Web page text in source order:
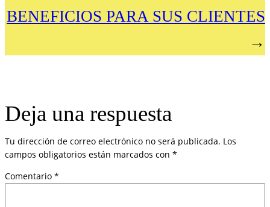
BENEFICIOS PARA SUS CLIENTES
→
Deja una respuesta
Tu dirección de correo electrónico no será publicada. Los
campos obligatorios están marcados con *
Comentario *